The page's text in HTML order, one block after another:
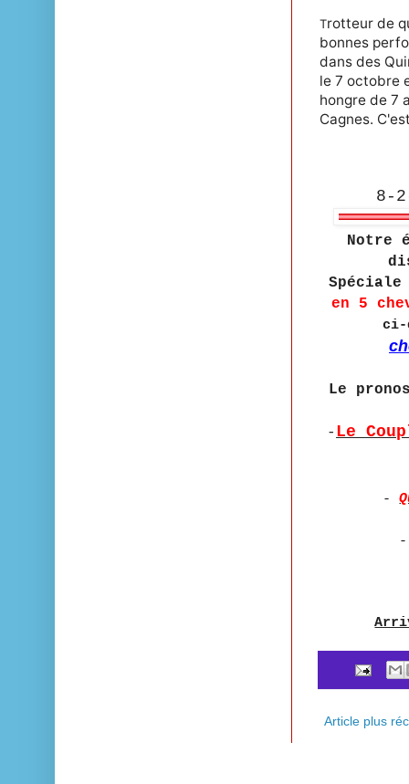
Trotteur de
bonnes
dans des
le 7 octobre
hongre de 7
Cagnes.
8-
Notre
en 5
ci-
Le
- Le
-
Article plus